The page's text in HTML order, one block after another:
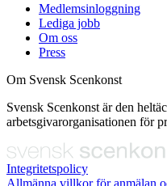
Medlemsinloggning
Lediga jobb
Om oss
Press
Om Svensk Scenkonst
Svensk Scenkonst är den
arbetsgivarorganisationen för
Integritetspolicy